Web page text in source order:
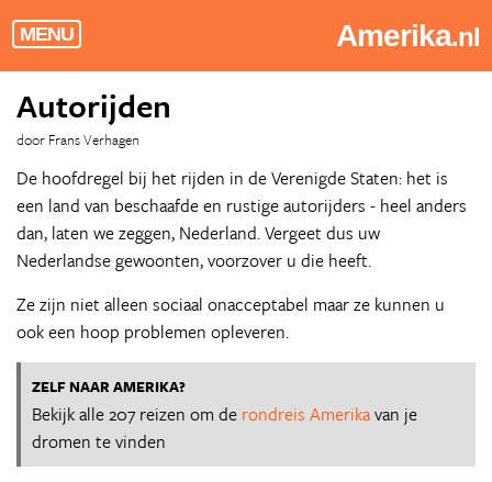
MENU Amerika.nl
Autorijden
door Frans Verhagen
De hoofdregel bij het rijden in de Verenigde Staten: het is
een land van beschaafde en rustige autorijders - heel anders
dan, laten we zeggen, Nederland. Vergeet dus uw
Nederlandse gewoonten, voorzover u die heeft.
Ze zijn niet alleen sociaal onacceptabel maar ze kunnen u
ook een hoop problemen opleveren.
ZELF NAAR AMERIKA?
Bekijk alle 207 reizen om de rondreis Amerikavan je
dromen te vinden